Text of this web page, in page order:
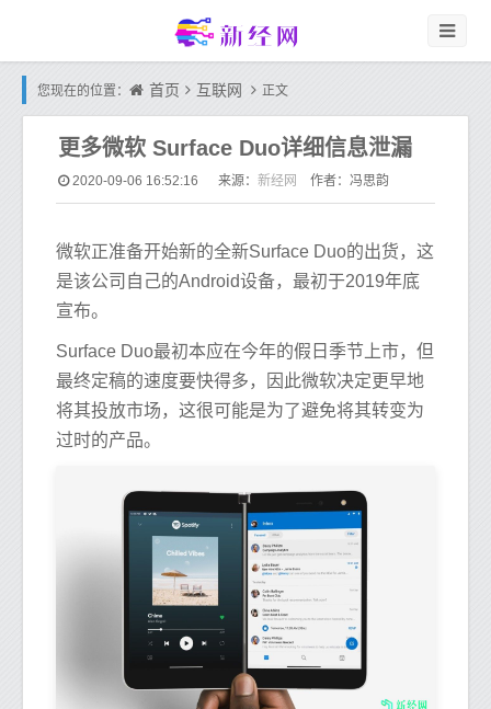
您现在的位置： 首页 互联网 正文
更多微软 Surface Duo详细信息泄漏
2020-09-06 16:52:16 来源： 新经网 作者：冯思韵
微软正准备开始新的全新Surface Duo的出货，这
是该公司自己的Android设备，最初于2019年底
宣布。
Surface Duo最初本应在今年的假日季节上市，但
最终定稿的速度要快得多，因此微软决定更早地
将其投放市场，这很可能是为了避免将其转变为
过时的产品。